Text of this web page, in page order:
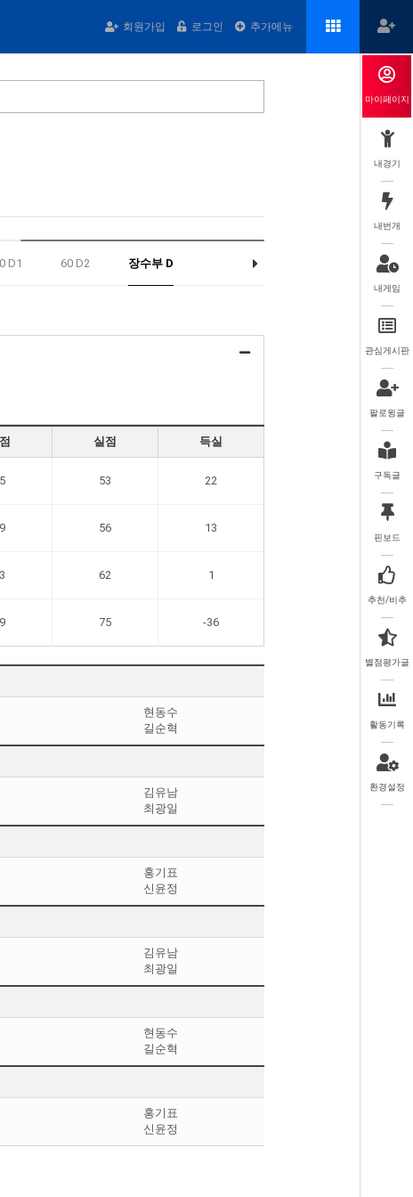
회원가입 로그인 추가메뉴
D1 60 D2 장수부 D
실점 득실
53 22
56 13
62 1
75 -36
현동수
길순혁
김유남
최광일
홍기표
신윤정
김유남
최광일
현동수
길순혁
홍기표
신윤정
마이페이지
내경기
내번개
내게임
관심게시판
팔로윙글
구독글
핀보드
추천/비추
별점평가글
활동기록
환경설정